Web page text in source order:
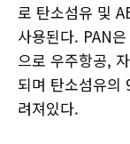
로 탄소섬유 및
사용된다. PAN
으로 우주항공,
되며 탄소섬유의
려져있다.